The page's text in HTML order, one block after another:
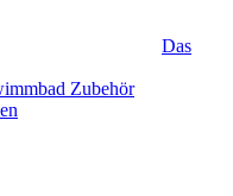
Das
Zubehör